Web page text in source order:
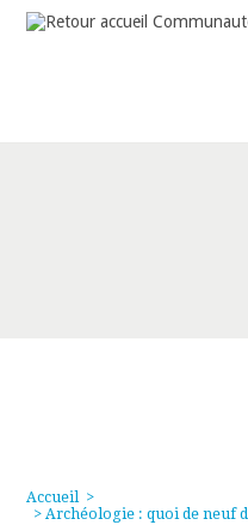
Accueil>
> Archéologie : quoi de neuf